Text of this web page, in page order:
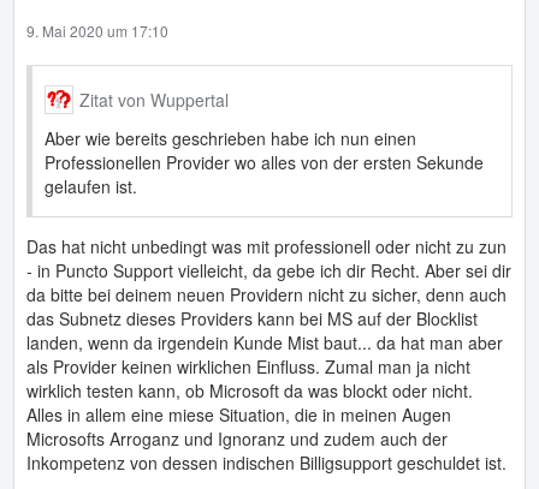
9. Mai 2020 um 17:10
Zitat von Wuppertal
Aber wie bereits geschrieben habe ich nun einen
Professionellen Provider wo alles von der ersten Sekunde
gelaufen ist.
Das hat nicht unbedingt was mit professionell oder nicht zu zun
- in Puncto Support vielleicht, da gebe ich dir Recht. Aber sei dir
da bitte bei deinem neuen Providern nicht zu sicher, denn auch
das Subnetz dieses Providers kann bei MS auf der Blocklist
landen, wenn da irgendein Kunde Mist baut... da hat man aber
als Provider keinen wirklichen Einfluss. Zumal man ja nicht
wirklich testen kann, ob Microsoft da was blockt oder nicht.
Alles in allem eine miese Situation, die in meinen Augen
Microsofts Arroganz und Ignoranz und zudem auch der
Inkompetenz von dessen indischen Billigsupport geschuldet ist.